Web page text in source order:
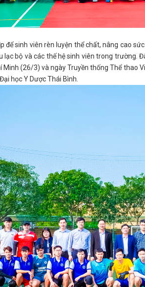
để sinh viên rèn luyện thể chất, nâng cao
lạc bộ và các thế hệ sinh viên trong
Minh (26/3) và ngày Truyền thống Thể
học Y Dược Thái Bình.